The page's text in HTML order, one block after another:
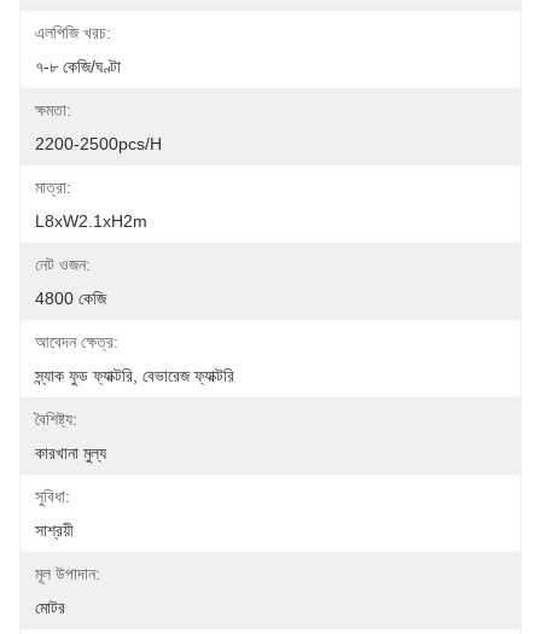
এলপিজি খরচ:
৭-৮ কেজি/ঘণ্টা
ক্ষমতা:
2200-2500pcs/h
মাত্রা:
L8xW2.1xH2m
নেট ওজন:
4800 কেজি
আবেদন ক্ষেত্র:
স্ন্যাক ফুড ফ্যাক্টরি, বেভারেজ ফ্যাক্টরি
বৈশিষ্ট্য:
কারখানা মুল্য
সুবিধা:
সাশ্রয়ী
মূল উপাদান:
মোটর